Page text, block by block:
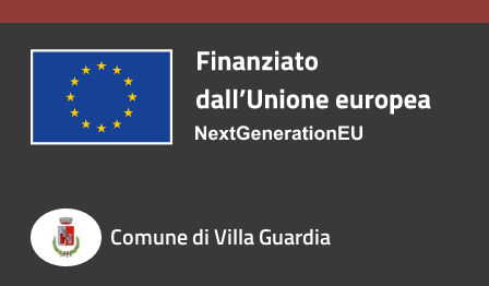
Comune di Villa Guardia